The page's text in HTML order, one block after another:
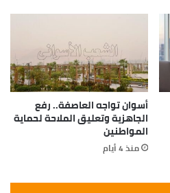
أسوان تواجه العاصفة.. رفع
الجاهزية وتعليق الملاحة لحماية
المواطنين
منذ 4 أيام